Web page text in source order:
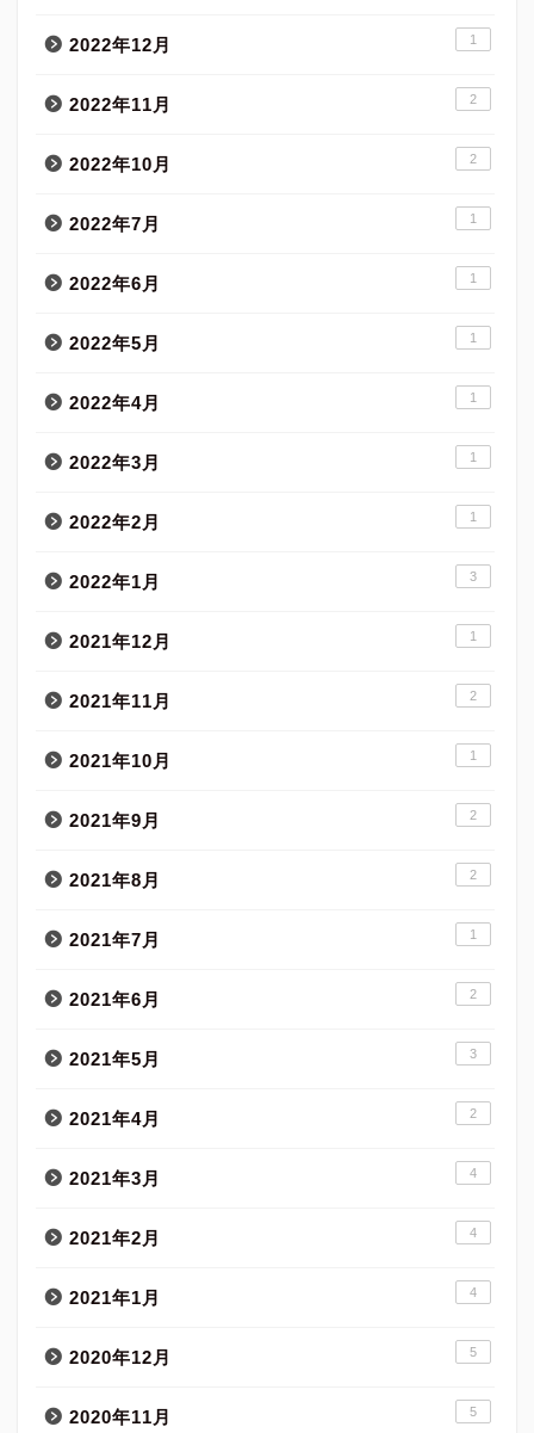
2022年12月 1
2022年11月 2
2022年10月 2
2022年7月 1
2022年6月 1
2022年5月 1
2022年4月 1
2022年3月 1
2022年2月 1
2022年1月 3
2021年12月 1
2021年11月 2
2021年10月 1
2021年9月 2
2021年8月 2
2021年7月 1
2021年6月 2
2021年5月 3
2021年4月 2
2021年3月 4
2021年2月 4
2021年1月 4
2020年12月 5
2020年11月 5